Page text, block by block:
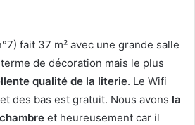
fait 37 m² avec une grande salle
de décoration mais le plus
qualité de la literie. Le Wifi
des bas est gratuit. Nous avons la
et heureusement car il